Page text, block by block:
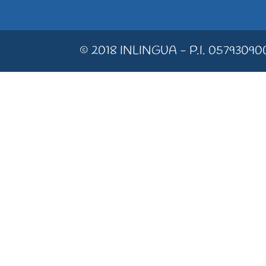
© 2018 INLINGUA - P.I.